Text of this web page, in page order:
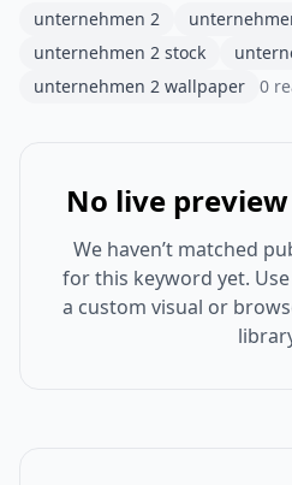
unternehmen 2
unternehmen 2 stock
unternehmen 2 wallpaper
0
No live
We haven’t matched
for this keyword yet.
a custom visual or